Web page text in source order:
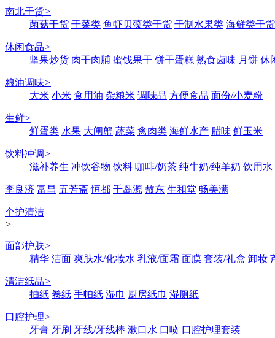
南北干货>
菌菇干货 干菜类 鱼虾贝藻类干货 干制水果类 海鲜类干货
休闲食品>
坚果炒货 肉干肉脯 蜜饯果干 饼干蛋糕 熟食卤味 月饼 休
粮油调味>
大米 小米 食用油 杂粮米 调味品 方便食品 面份/小麦粉
生鲜>
鲜蛋类 水果 大闸蟹 蔬菜 禽肉类 海鲜水产 腊味 鲜玉米
饮料冲调>
滋补养生 冲饮谷物 饮料 咖啡/奶茶 纯牛奶/纯羊奶 饮用水
李良济 富昌 五芳斋 恒都 千岛源 敖东 生和堂 畅美满
个护清洁
>
面部护肤>
精华 洁面 爽肤水/化妆水 乳液/面霜 面膜 套装/礼盒 卸妆
清洁纸品>
抽纸 卷纸 手帕纸 湿巾 厨房纸巾 湿厕纸
口腔护理>
牙膏 牙刷 牙线/牙线棒 漱口水 口喷 口腔护理套装